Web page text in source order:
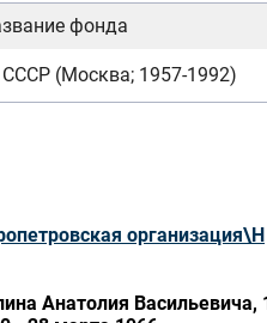
фонда
(Москва; 1957-1992)
организация\Н
Анатолия Васильевича,